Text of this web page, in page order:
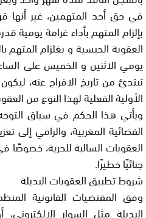
في حق أحد المتهمين، غير أنها
العقوبة الحبسية و بغلزام المتهم
يومي الاثنين و الخميس على
تبتدئ من تاريخ الافراج عنه،
الأولية الفعلية لهذا النوع من
ويأتي هذا الحكم في سياق
القضائية المغربية، والرامي إلى
العقوبات السالبة للحرية، خصوصًا
جنائيًا خطيرًا.
شروط تطبيق العقوبات البديلة
وفق المقتضيات القانونية
البديلة مثل السوار